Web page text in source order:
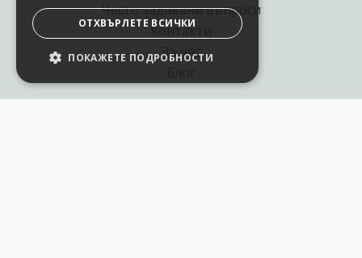
Често задавани въпроси
Контакти
За нас
ОТХВЪРЛЕТЕ ВСИЧКИ
ПОКАЖЕТЕ ПОДРОБНОСТИ